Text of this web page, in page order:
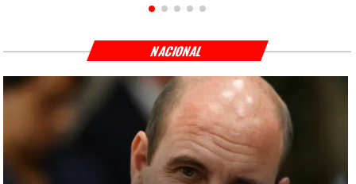
NACIONAL